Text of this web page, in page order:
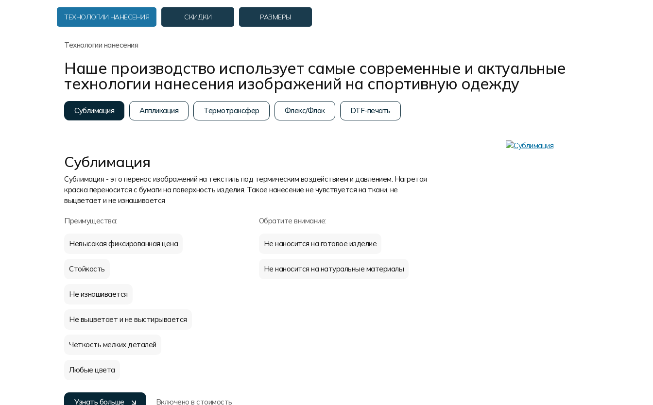
ТЕХНОЛОГИИ НАНЕСЕНИЯ СКИДКИ РАЗМЕРЫ
Технологии нанесения
Наше производство использует самые современные и актуальные
технологии нанесения изображений на спортивную одежду
Сублимация Аппликация Термотрансфер Флекс/Флок DTF-печать
Сублимация
Сублимация - это перенос изображений на текстиль под термическим воздействием и давлением. Нагретая
краска переносится с бумаги на поверхность изделия. Такое нанесение не чувствуется на ткани, не
выцветает и не изнашивается
Преимущества:
Невысокая фиксированная цена
Стойкость
Не изнашивается
Не выцветает и не выстирывается
Четкость мелких деталей
Любые цвета
Обратите внимание:
Не наносится на готовое изделие
Не наносится на натуральные материалы
Узнать больше Включено в стоимость
Форма в наличии
Распродажа
Реквизиты
Система скидок и наценок
Пользовательское соглашение